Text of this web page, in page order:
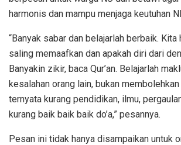
harmonis dan mampu menjaga keutuhan
“Banyak sabar dan belajarlah berbaik. Kita
saling memaafkan dan apakah diri dari
Banyakin zikir, baca Qur’an. Belajarlah
kesalahan orang lain, bukan
ternyata kurang pendidikan, ilmu,
kurang baik baik baik do’a,” pesannya.
Pesan ini tidak hanya disampaikan untuk